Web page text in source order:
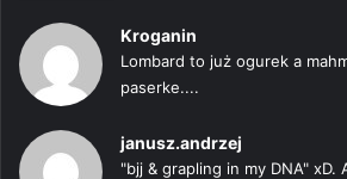
Kroganin
Lombard to już ogurek a
paserke....
janusz.andrzej
"bjj & grapling in my DNA"